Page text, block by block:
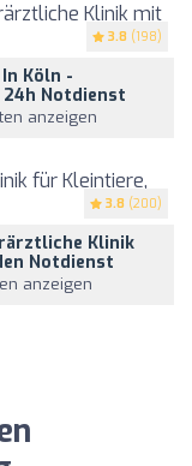
3.8 (198)
Köln -
Notdienst
anzeigen
3.8 (200)
Klinik
Notdienst
anzeigen